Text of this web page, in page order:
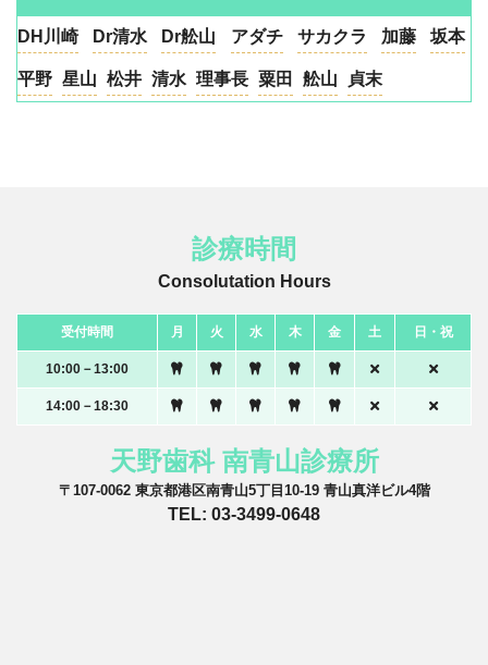
DH川崎 Dr清水 Dr舩山 アダチ サカクラ 加藤 坂本
平野 星山 松井 清水 理事長 粟田 舩山 貞末
診療時間
Consolutation Hours
受付時間 月 火 水 木 金 土 日・祝
10:00－13:00
14:00－18:30
天野歯科 南青山診療所
〒107-0062 東京都港区南青山5丁目10-19 青山真洋ビル4階
TEL: 03-3499-0648